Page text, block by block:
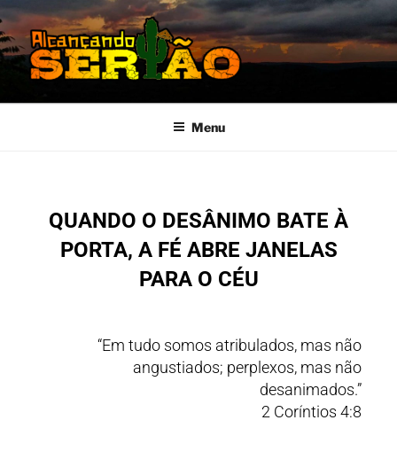
MISSÃO SERTÃO
Menu
QUANDO O DESÂNIMO BATE À
PORTA, A FÉ ABRE JANELAS
PARA O CÉU
“Em tudo somos atribulados, mas não
angustiados; perplexos, mas não
desanimados.”
2 Coríntios 4:8